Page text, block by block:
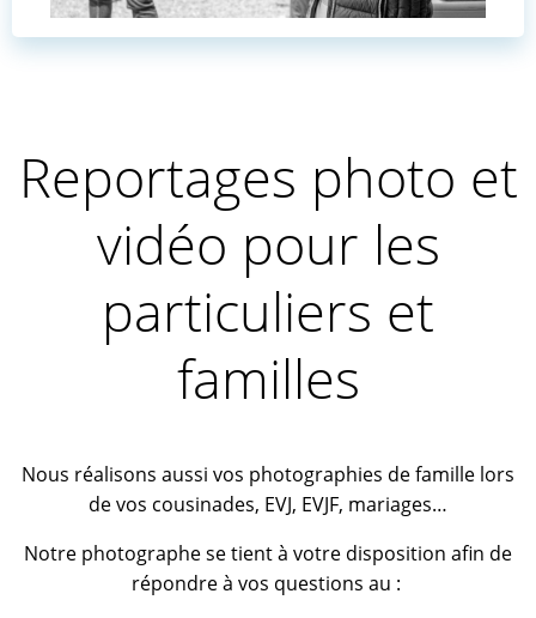
Reportages photo et
vidéo pour les
particuliers et
familles
Nous réalisons aussi vos photographies de famille lors
de vos cousinades, EVJ, EVJF, mariages…
Notre photographe se tient à votre disposition afin de
répondre à vos questions au :